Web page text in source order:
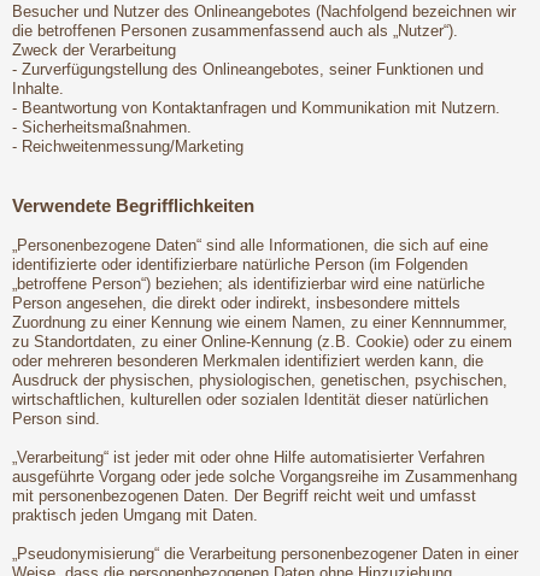
Besucher und Nutzer des Onlineangebotes (Nachfolgend bezeichnen wir
die betroffenen Personen zusammenfassend auch als „Nutzer“).
Zweck der Verarbeitung
- Zurverfügungstellung des Onlineangebotes, seiner Funktionen und
Inhalte.
- Beantwortung von Kontaktanfragen und Kommunikation mit Nutzern.
- Sicherheitsmaßnahmen.
- Reichweitenmessung/Marketing
Verwendete Begrifflichkeiten
„Personenbezogene Daten“ sind alle Informationen, die sich auf eine
identifizierte oder identifizierbare natürliche Person (im Folgenden
„betroffene Person“) beziehen; als identifizierbar wird eine natürliche
Person angesehen, die direkt oder indirekt, insbesondere mittels
Zuordnung zu einer Kennung wie einem Namen, zu einer Kennnummer,
zu Standortdaten, zu einer Online-Kennung (z.B. Cookie) oder zu einem
oder mehreren besonderen Merkmalen identifiziert werden kann, die
Ausdruck der physischen, physiologischen, genetischen, psychischen,
wirtschaftlichen, kulturellen oder sozialen Identität dieser natürlichen
Person sind.
„Verarbeitung“ ist jeder mit oder ohne Hilfe automatisierter Verfahren
ausgeführte Vorgang oder jede solche Vorgangsreihe im Zusammenhang
mit personenbezogenen Daten. Der Begriff reicht weit und umfasst
praktisch jeden Umgang mit Daten.
„Pseudonymisierung“ die Verarbeitung personenbezogener Daten in einer